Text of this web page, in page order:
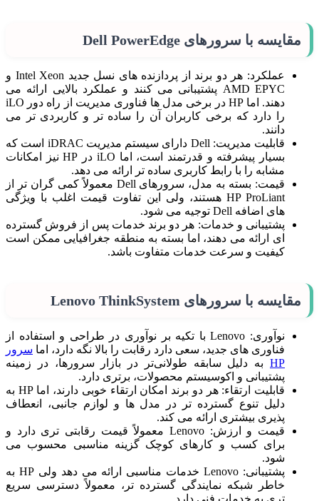
مقایسه با سرورهای Dell PowerEdge
عملکرد: هر دو برند از پردازنده‌ های نسل جدید Intel Xeon و
AMD EPYC پشتیبانی می‌ کنند و عملکرد بالایی ارائه می‌
دهند. اما HP در برخی مدل‌ ها فناوری مدیریت از راه دور iLO
را دارد که برخی کاربران آن را ساده‌ تر و کاربردی‌ تر می‌
دانند.
قابلیت مدیریت: Dell دارای سیستم مدیریت iDRAC است که
بسیار پیشرفته و قدرتمند است، اما iLO در HP نیز امکانات
مشابه را با رابط کاربری ساده‌ تر ارائه می‌ دهد.
قیمت: بسته به مدل، سرورهای Dell معمولاً کمی گران‌ تر از
HP ProLiant هستند، ولی این تفاوت قیمت اغلب با ویژگی‌
های اضافه Dell توجیه می‌ شود.
پشتیبانی و خدمات: هر دو برند خدمات پس از فروش گسترده‌
ای ارائه می‌ دهند، اما بسته‌ به منطقه جغرافیایی ممکن است
کیفیت و سرعت خدمات متفاوت باشد.
مقایسه با سرورهای Lenovo ThinkSystem
نوآوری: Lenovo با تکیه بر نوآوری در طراحی و استفاده از
فناوری‌ های جدید، سعی دارد رقابت را بالا نگه دارد، اما سرور
HP به دلیل سابقه طولانی‌تر در بازار سرورها، در زمینه
پشتیبانی و اکوسیستم محصولات، برتری دارد.
قابلیت ارتقاء: هر دو برند امکان ارتقاء خوبی دارند، اما HP به
دلیل تنوع گسترده‌ تر در مدل‌ ها و لوازم جانبی، انعطاف‌
پذیری بیشتری ارائه می‌ کند.
قیمت و ارزش: Lenovo معمولاً قیمت رقابتی‌ تری دارد و
برای کسب‌ و کارهای کوچک گزینه مناسبی محسوب می‌
شود.
پشتیبانی: Lenovo خدمات مناسبی ارائه می‌ دهد ولی HP به
خاطر شبکه نمایندگی گسترده‌ تر، معمولاً دسترسی سریع‌
تری به خدمات فنی دارد.